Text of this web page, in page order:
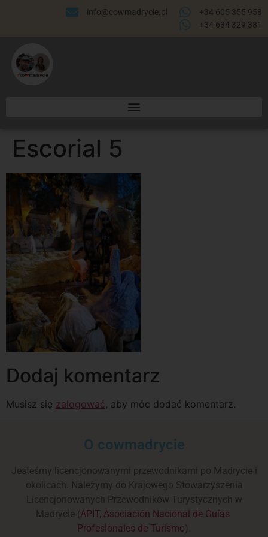
info@cowmadrycie.pl
+34 605 355 958
+34 634 329 381​
Escorial 5
Dodaj komentarz
Musisz się zalogować, aby móc dodać komentarz.
O cowmadrycie
Jesteśmy licencjonowanymi przewodnikami po Madrycie i
okolicach. Należymy do Krajowego Stowarzyszenia
Licencjonowanych Przewodników Turystycznych w
Madrycie (APIT, Asociación Nacional de Guías
Profesionales de Turismo).